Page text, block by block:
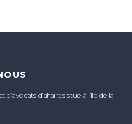
d’affaires situé à l’île de la